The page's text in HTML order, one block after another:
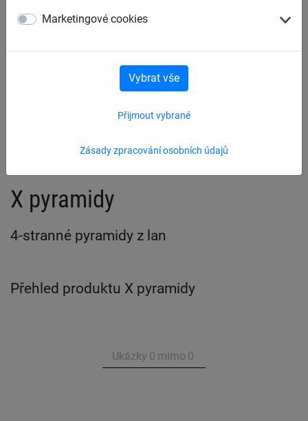
Marketingové cookies
Zásady zpracování osobních údajů
Přijmout vybrané
Vybrat vše
Lanové pyramidy Dino
X pyramidy
4-stranné pyramidy z lan
Přehled produktu X pyramidy
Ukázky 0 mimo 0